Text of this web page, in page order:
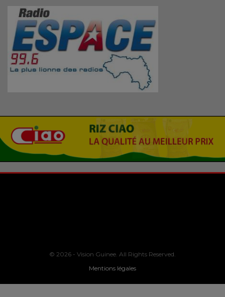
© 2026 - Vision Guinee. All Rights Reserved.
Mentions légales